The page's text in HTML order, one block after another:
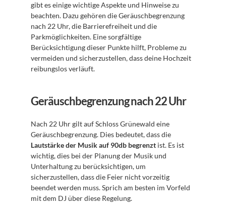
gibt es einige wichtige Aspekte und Hinweise zu
beachten. Dazu gehören die Geräuschbegrenzung
nach 22 Uhr, die Barrierefreiheit und die
Parkmöglichkeiten. Eine sorgfältige
Berücksichtigung dieser Punkte hilft, Probleme zu
vermeiden und sicherzustellen, dass deine Hochzeit
reibungslos verläuft.
Geräuschbegrenzung nach 22 Uhr
Nach 22 Uhr gilt auf Schloss Grünewald eine
Lautstärke der Musik auf 90db begrenzt ist. Es ist
wichtig, dies bei der Planung der Musik und
Unterhaltung zu berücksichtigen, um
sicherzustellen, dass die Feier nicht vorzeitig
beendet werden muss. Sprich am besten im Vorfeld
mit dem DJ über diese Regelung.